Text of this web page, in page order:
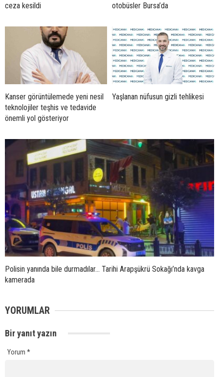
ceza kesildi
otobüsler Bursa’da
Kanser görüntülemede yeni nesil
teknolojiler teşhis ve tedavide
önemli yol gösteriyor
Yaşlanan nüfusun gizli tehlikesi
Polisin yanında bile durmadılar… Tarihi Arapşükrü Sokağı’nda kavga
kamerada
YORUMLAR
Bir yanıt yazın
Yorum *